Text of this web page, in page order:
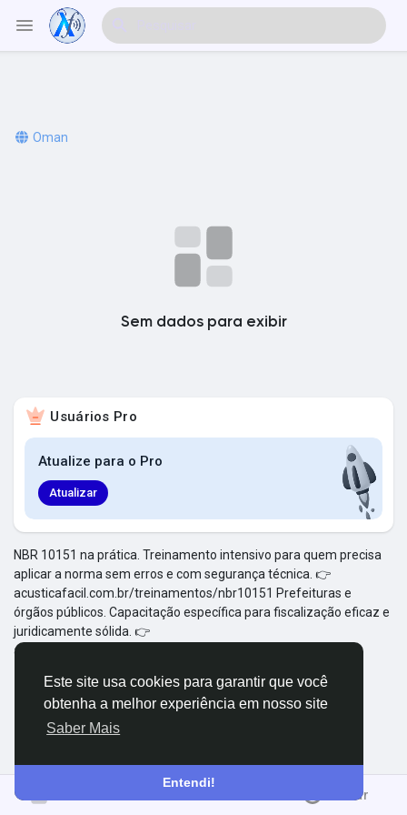
Este site usa cookies para garantir que você
obtenha a melhor experiência em nosso site
Saber Mais
Entendi!
Entrar
Explorar Artigos & Publicações
Meus Grupos
Explorar Páginas
Páginas Curtidas
Postagens populares
Descubra Novas Postagens
Oman
Sem dados para exibir
Usuários Pro
Atualize para o Pro
Atualizar
NBR 10151 na prática. Treinamento intensivo para quem precisa
aplicar a norma sem erros e com segurança técnica. 👉
acusticafacil.com.br/treinamentos/nbr10151 Prefeituras e
órgãos públicos. Capacitação específica para fiscalização eficaz e
juridicamente sólida. 👉
acusticafacil.com.br/treinamentos/prefeituras